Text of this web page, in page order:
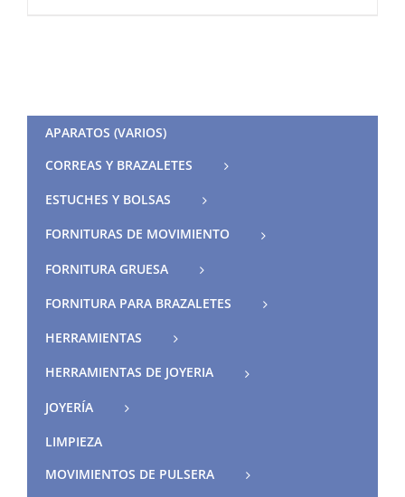
APARATOS (VARIOS)
CORREAS Y BRAZALETES
ESTUCHES Y BOLSAS
FORNITURAS DE MOVIMIENTO
FORNITURA GRUESA
FORNITURA PARA BRAZALETES
HERRAMIENTAS
HERRAMIENTAS DE JOYERIA
JOYERÍA
LIMPIEZA
MOVIMIENTOS DE PULSERA